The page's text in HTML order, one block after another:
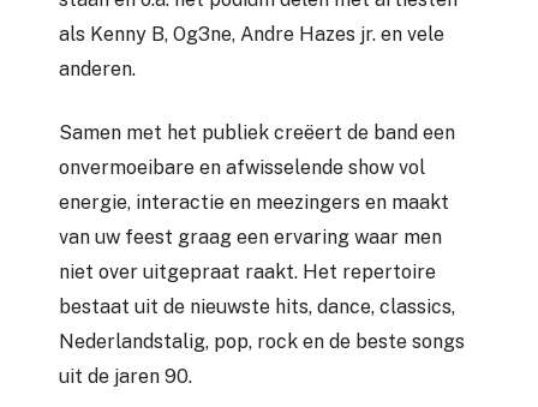
als Kenny B, Og3ne, Andre Hazes jr. en vele
anderen.
Samen met het publiek creëert de band een
onvermoeibare en afwisselende show vol
energie, interactie en meezingers en maakt
van uw feest graag een ervaring waar men
niet over uitgepraat raakt. Het repertoire
bestaat uit de nieuwste hits, dance, classics,
Nederlandstalig, pop, rock en de beste songs
uit de jaren 90.